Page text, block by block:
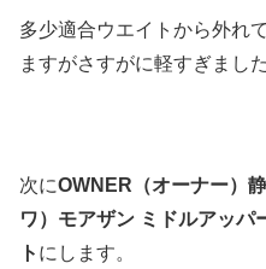
多少適合ウエイトから外れ
ますがさすがに軽すぎまし
次にOWNER（オーナー）
ワ）モアザン ミドルアッ
ト にします。